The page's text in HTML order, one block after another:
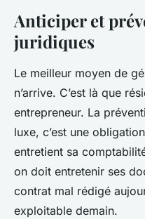
Anticiper et
juridiques
Le meilleur moyen de
n’arrive. C’est là que
entrepreneur. La
luxe, c’est une
entretient sa
on doit entretenir ses
contrat mal rédigé
exploitable demain.